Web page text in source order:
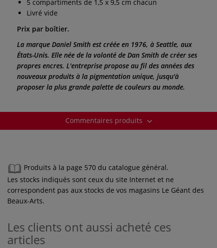
5 compartiments de 1,5 x 9,5 cm chacun
Livré vide
Prix par boîtier.
La marque Daniel Smith est créée en 1976, à Seattle, aux
États-Unis. Elle née de la volonté de Dan Smith de créer ses
propres encres. L'entreprise propose au fil des années des
nouveaux produits à la pigmentation unique, jusqu'à
proposer la plus grande palette de couleurs au monde.
Commentaires produits
Produits à la page 570 du catalogue général.
Les stocks indiqués sont ceux du site Internet et ne
correspondent pas aux stocks de vos magasins Le Géant des
Beaux-Arts.
Les clients ont aussi acheté ces
articles